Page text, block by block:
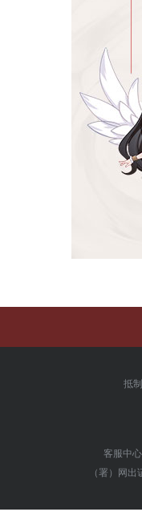
抵
客服中心
（署）网